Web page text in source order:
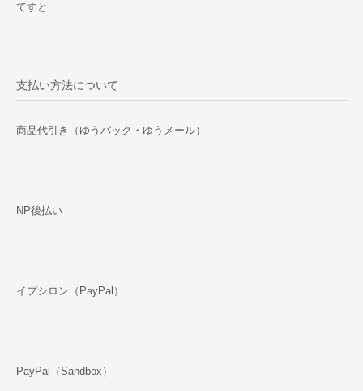
てすと
支払い方法について
商品代引き（ゆうパック・ゆうメール）
NP後払い
イプシロン（PayPal）
PayPal（Sandbox）